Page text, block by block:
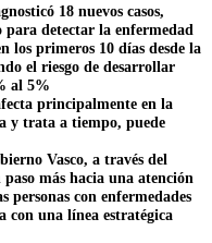
18 nuevos casos,
detectar la enfermedad
los primeros 10 días desde la
el riesgo de desarrollar
al 5%
principalmente en la
y trata a tiempo, puede
Vasco, a través del
más hacia una atención
personas con enfermedades
con una línea estratégica